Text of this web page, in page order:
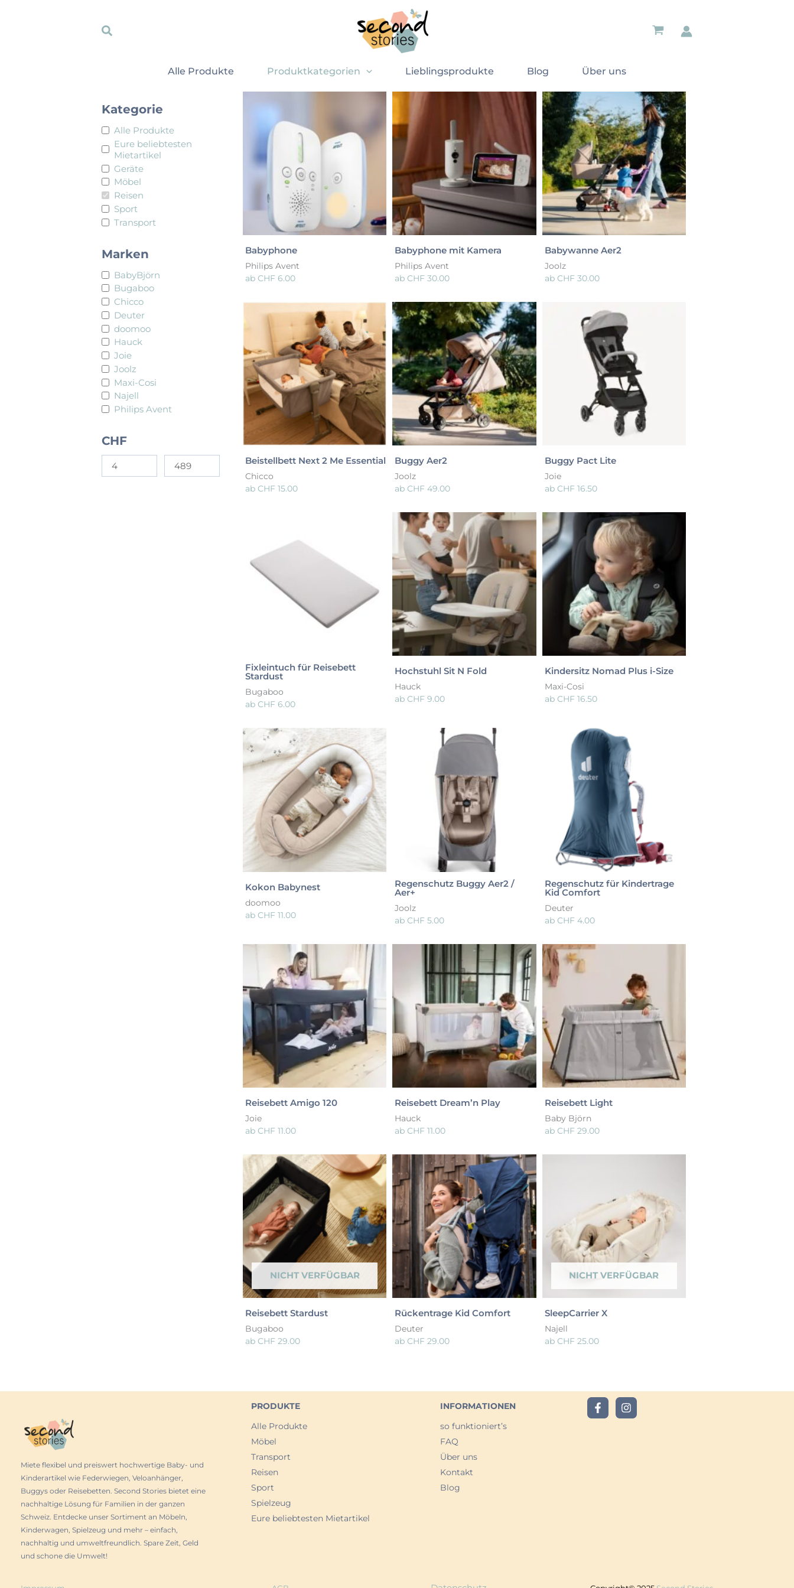
Suche
Alle Produkte Produktkategorien Lieblingsprodukte Blog Über uns
Kategorie
Alle Produkte
Eure beliebtesten
Mietartikel
Geräte
Möbel
Reisen
Sport
Transport
Marken
BabyBjörn
Bugaboo
Chicco
Deuter
doomoo
Hauck
Joie
Joolz
Maxi-Cosi
Najell
Philips Avent
CHF
Ob Ferien, Wochenendtrip oder Besuch bei den Grosseltern – miete praktische Reiseausstattung.
Babyphone
Philips Avent
ab CHF 6.00
Babyphone mit Kamera
Philips Avent
abCHF 30.00
Babywanne Aer2
Joolz
ab CHF30.00
Beistellbett Next 2 Me Essential
Chicco
ab CHF 15.00
Buggy Aer2
Joolz
abCHF 49.00
Buggy Pact Lite
Joie
ab CHF16.50
Fixleintuch für Reisebett
Stardust
Bugaboo
ab CHF 6.00
Hochstuhl Sit N Fold
Hauck
abCHF 9.00
Kindersitz Nomad Plus i-Size
Maxi-Cosi
ab CHF16.50
Kokon Babynest
doomoo
ab CHF 11.00
Regenschutz Buggy Aer2 /
Aer+
Joolz
abCHF 5.00
Regenschutz für Kindertrage
Kid Comfort
Deuter
ab CHF4.00
Reisebett Amigo 120
Joie
ab CHF 11.00
Reisebett Dream’n Play
Hauck
abCHF 11.00
Reisebett Light
Baby Björn
ab CHF29.00
NICHT VERFÜGBAR
Reisebett Stardust
Bugaboo
ab CHF 29.00
Rückentrage Kid Comfort
Deuter
abCHF 29.00
NICHT VERFÜGBAR
SleepCarrier X
Najell
ab CHF25.00
Miete flexibel und preiswert hochwertige Baby- und
Kinderartikel wie Federwiegen, Veloanhänger,
Buggys oder Reisebetten. Second Stories bietet eine
nachhaltige Lösung für Familien in der ganzen
Schweiz. Entdecke unser Sortiment an Möbeln,
Kinderwagen, Spielzeug und mehr – einfach,
nachhaltig und umweltfreundlich. Spare Zeit, Geld
und schone die Umwelt!
PRODUKTE
Alle Produkte
Möbel
Transport
Reisen
Sport
Spielzeug
Eure beliebtesten Mietartikel
INFORMATIONEN
so funktioniert’s
FAQ
Über uns
Kontakt
Blog